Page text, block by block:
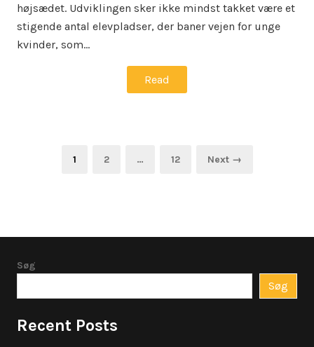
højsædet. Udviklingen sker ikke mindst takket være et
stigende antal elevpladser, der baner vejen for unge
kvinder, som…
Read
Indlægsinddeling
Page
1 Page
2 … Page
12 Next →
Søg
Søg
Recent Posts